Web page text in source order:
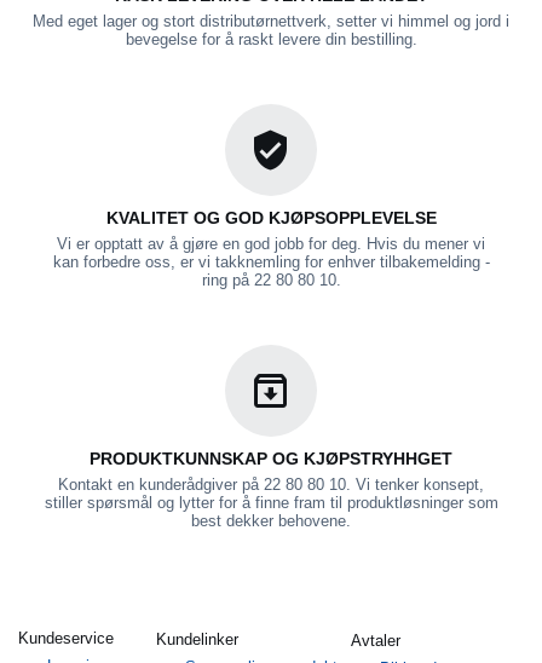
Med eget lager og stort distributørnettverk, setter vi himmel og jord i
bevegelse for å raskt levere din bestilling.
KVALITET OG GOD KJØPSOPPLEVELSE
Vi er opptatt av å gjøre en god jobb for deg. Hvis du mener vi
kan forbedre oss, er vi takknemling for enhver tilbakemelding -
ring på 22 80 80 10.
PRODUKTKUNNSKAP OG KJØPSTRYHHGET
Kontakt en kunderådgiver på 22 80 80 10. Vi tenker konsept,
stiller spørsmål og lytter for å finne fram til produktløsninger som
best dekker behovene.
Kundeservice
Kundelinker
Avtaler